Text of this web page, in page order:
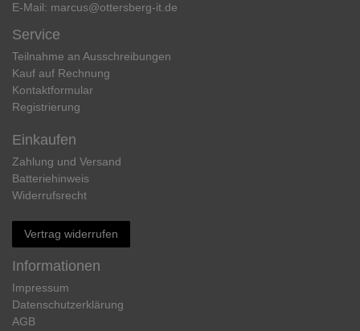
E-Mail: marcus@ottersberg-it.de
Service
Teilnahme an Ausschreibungen
Kauf auf Rechnung
Kontaktformular
Registrierung
Einkaufen
Zahlung und Versand
Batteriehinweis
Widerrufs­recht
Vertrag widerrufen
Informationen
Impressum
Daten­schutz­erklärung
AGB